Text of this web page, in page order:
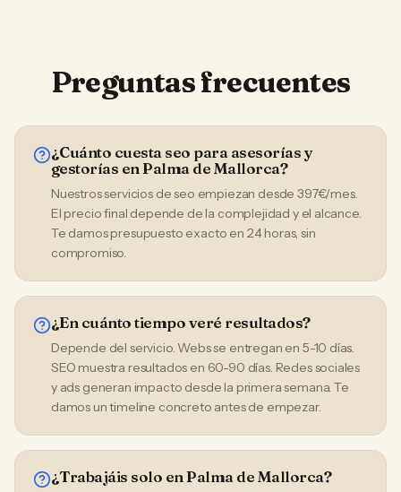
Preguntas frecuentes
¿Cuánto cuesta seo para asesorías y
gestorías en Palma de Mallorca?
Nuestros servicios de seo empiezan desde 397€/mes.
El precio final depende de la complejidad y el alcance.
Te damos presupuesto exacto en 24 horas, sin
compromiso.
¿En cuánto tiempo veré resultados?
Depende del servicio. Webs se entregan en 5-10 días.
SEO muestra resultados en 60-90 días. Redes sociales
y ads generan impacto desde la primera semana. Te
damos un timeline concreto antes de empezar.
¿Trabajáis solo en Palma de Mallorca?